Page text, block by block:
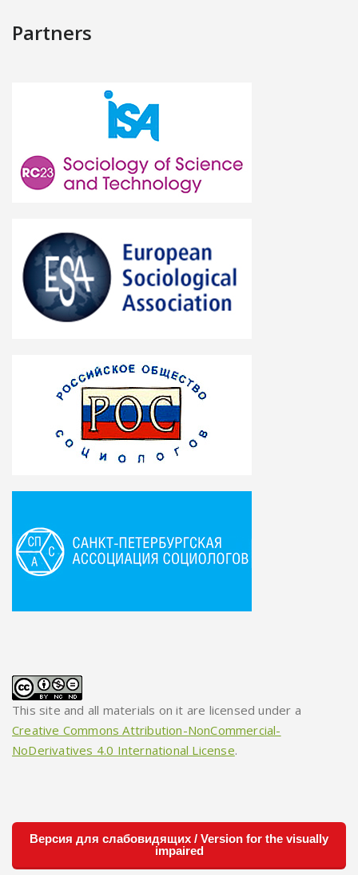
Partners
This site and all materials on it are licensed under a
Creative Commons Attribution-NonCommercial-
NoDerivatives 4.0 International License.
Версия для слабовидящих / Version for the visually
impaired